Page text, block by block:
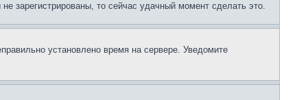
зарегистрированы, то сейчас удачный момент сделать это.
установлено время на сервере. Уведомите